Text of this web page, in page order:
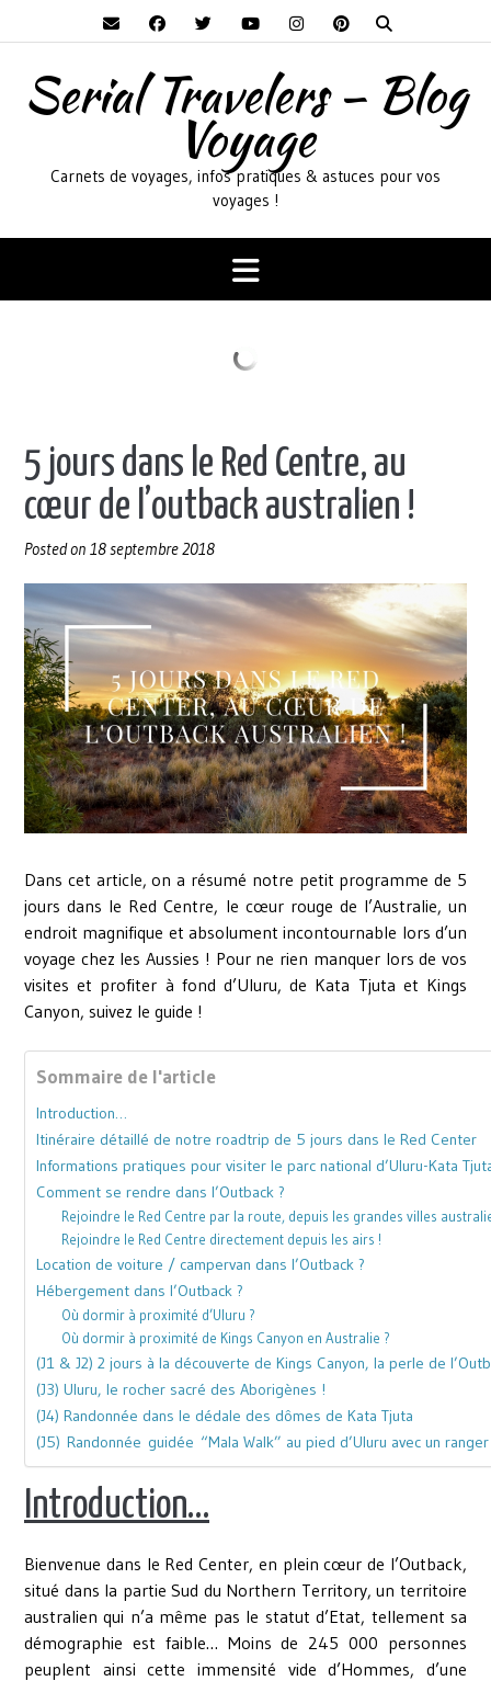
to
Serial Travelers – Blog
Voyage
Carnets de voyages, infos pratiques & astuces pour vos
voyages !
5 jours dans le Red Centre, au
cœur de l’outback australien !
Posted on 18 septembre 2018
Dans cet article, on a résumé notre petit programme de 5
jours dans le Red Centre, le cœur rouge de l’Australie, un
endroit magnifique et absolument incontournable lors d’un
voyage chez les Aussies ! Pour ne rien manquer lors de vos
visites et profiter à fond d’Uluru, de Kata Tjuta et Kings
Canyon, suivez le guide !
Sommaire de l'article
Introduction…
Itinéraire détaillé de notre roadtrip de 5 jours dans le Red Center
Informations pratiques pour visiter le parc national d’Uluru-Kata
Comment se rendre dans l’Outback ?
Rejoindre le Red Centre par la route, depuis les grandes villes
Rejoindre le Red Centre directement depuis les airs !
Location de voiture / campervan dans l’Outback ?
Hébergement dans l’Outback ?
Où dormir à proximité d’Uluru ?
Où dormir à proximité de Kings Canyon en Australie ?
(J1 & J2) 2 jours à la découverte de Kings Canyon, la perle de
(J3) Uluru, le rocher sacré des Aborigènes !
(J4) Randonnée dans le dédale des dômes de Kata Tjuta
(J5) Randonnée guidée “Mala Walk” au pied d’Uluru avec un
Introduction…
Bienvenue dans le Red Center, en plein cœur de l’Outback,
situé dans la partie Sud du Northern Territory, un territoire
australien qui n’a même pas le statut d’Etat, tellement sa
démographie est faible… Moins de 245 000 personnes
peuplent ainsi cette immensité vide d’Hommes, d’une